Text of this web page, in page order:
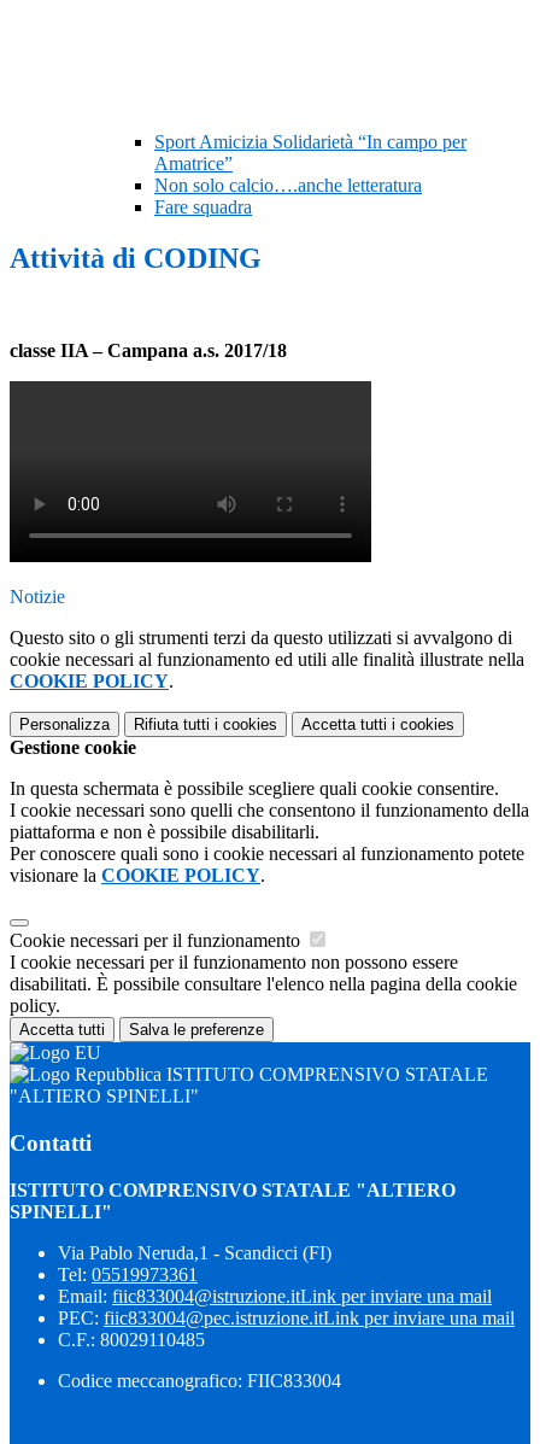
Sport Amicizia Solidarietà “In campo per
Amatrice”
Non solo calcio….anche letteratura
Fare squadra
Attività di CODING
classe IIA – Campana a.s. 2017/18
Notizie
Questo sito o gli strumenti terzi da questo utilizzati si avvalgono di
cookie necessari al funzionamento ed utili alle finalità illustrate nella
COOKIE POLICY.
Personalizza Rifiuta tutti i cookies Accetta tutti i cookies
Gestione cookie
In questa schermata è possibile scegliere quali cookie consentire.
I cookie necessari sono quelli che consentono il funzionamento della
piattaforma e non è possibile disabilitarli.
Per conoscere quali sono i cookie necessari al funzionamento potete
visionare la COOKIE POLICY.
Cookie necessari per il funzionamento
I cookie necessari per il funzionamento non possono essere
disabilitati. È possibile consultare l'elenco nella pagina della cookie
policy.
Accetta tutti Salva le preferenze
ISTITUTO COMPRENSIVO STATALE
"ALTIERO SPINELLI"
Contatti
ISTITUTO COMPRENSIVO STATALE "ALTIERO
SPINELLI"
Via Pablo Neruda,1 - Scandicci (FI)
Tel: 05519973361
Email: fiic833004@istruzione.itLink per inviare una mail
PEC: fiic833004@pec.istruzione.itLink per inviare una mail
C.F.: 80029110485
Codice meccanografico: FIIC833004